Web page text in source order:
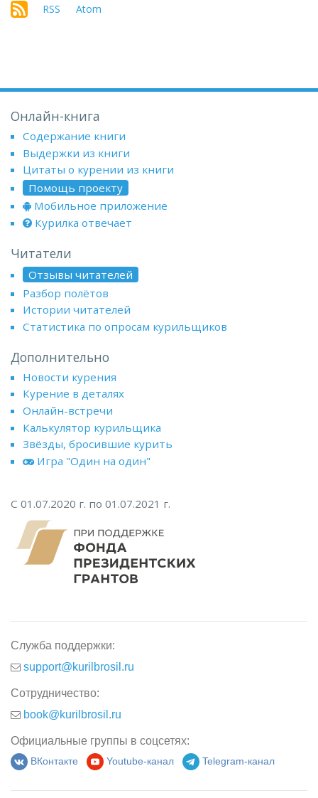
RSS Atom
Онлайн-книга
Содержание книги
Выдержки из книги
Цитаты о курении из книги
Помощь проекту
Мобильное приложение
Курилка отвечает
Читатели
Отзывы читателей
Разбор полётов
Истории читателей
Статистика по опросам курильщиков
Дополнительно
Новости курения
Курение в деталях
Онлайн-встречи
Калькулятор курильщика
Звёзды, бросившие курить
Игра "Один на один"
С 01.07.2020 г. по 01.07.2021 г.
Служба поддержки:
support@kurilbrosil.ru
Сотрудничество:
book@kurilbrosil.ru
Официальные группы в соцсетях:
ВКонтакте Youtube-канал Telegram-канал